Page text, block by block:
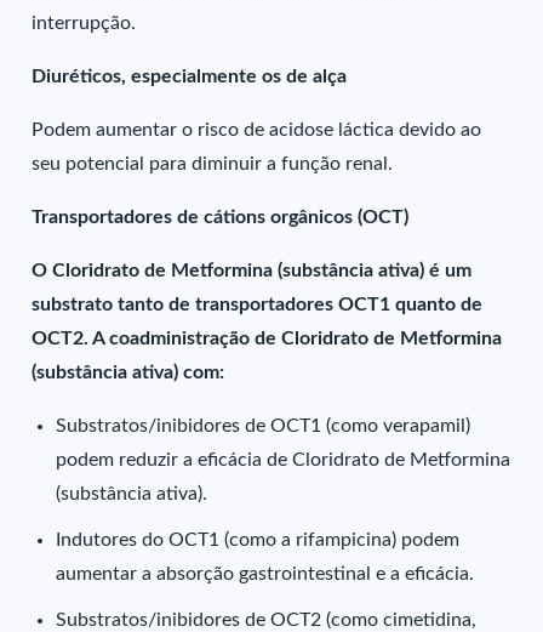
interrupção.
Diuréticos, especialmente os de alça
Podem aumentar o risco de acidose láctica devido ao
seu potencial para diminuir a função renal.
Transportadores de cátions orgânicos (OCT)
O Cloridrato de Metformina (substância ativa) é um
substrato tanto de transportadores OCT1 quanto de
OCT2. A coadministração de Cloridrato de Metformina
(substância ativa) com:
Substratos/inibidores de OCT1 (como verapamil)
podem reduzir a eficácia de Cloridrato de Metformina
(substância ativa).
Indutores do OCT1 (como a rifampicina) podem
aumentar a absorção gastrointestinal e a eficácia.
Substratos/inibidores de OCT2 (como cimetidina,